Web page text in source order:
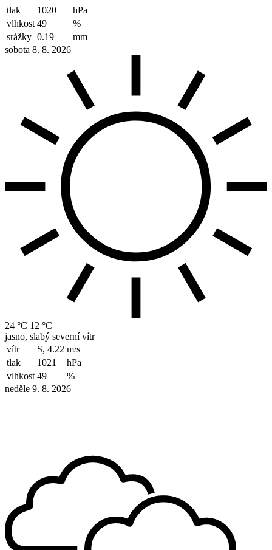
tlak
1020
hPa
vlhkost 49
%
srážky 0.19
mm
sobota 8. 8. 2026
24 °C 12 °C
jasno, slabý severní vítr
vítr
S, 4.22 m/s
tlak
1021
hPa
vlhkost 49
%
neděle 9. 8. 2026